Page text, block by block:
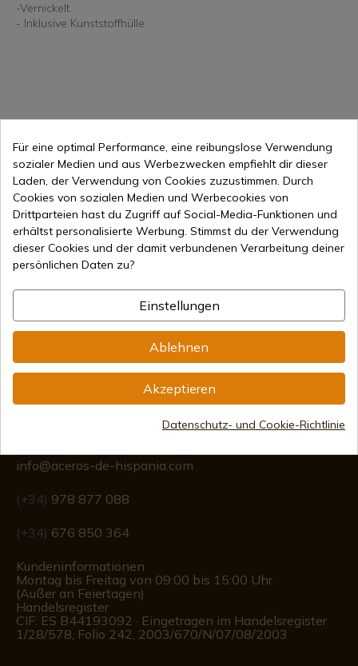
-Vernickelt.
- Inklusive Kunststoffhülle.
21,88 € In den Warenkorb
Online-Verkauf seit 1998
Sichere Zahlungsmethoden
Internationaler Versand
info@aceros-de-hispania.com
(+34) 978 877 088
(+34) 676 850 364
Kundeninformationen
Montag bis Freitag von 09:00 bis 15:00 Uhr
(Außer an Feiertagen)
Handelsregister
CIF: ES B44193092 · Eingetragen im Handelsregister
1/28/578, Folio 242, 2003/670/N/07/08/2003
Für eine optimal Performance, eine reibungslose Verwendung
sozialer Medien und aus Werbezwecken empfiehlt dir dieser
Laden, der Verwendung von Cookies zuzustimmen. Durch
Cookies von sozialen Medien und Werbecookies von
Drittparteien hast du Zugriff auf Social-Media-Funktionen und
erhältst personalisierte Werbung. Stimmst du der Verwendung
dieser Cookies und der damit verbundenen Verarbeitung deiner
persönlichen Daten zu?
Einstellungen
Ablehnen
Akzeptieren
Datenschutz- und Cookie-Richtlinie